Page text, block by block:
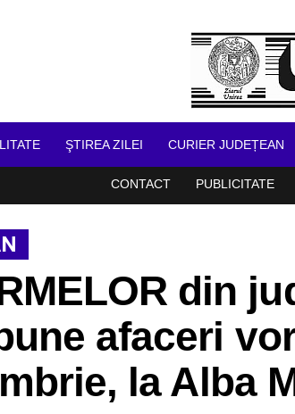
ŞTIREA ZILEI CURIER JUDEȚEAN
CONTACT PUBLICITATE
din
afaceri
la Alba